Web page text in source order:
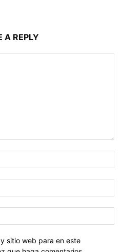
A REPLY
sitio web para en este